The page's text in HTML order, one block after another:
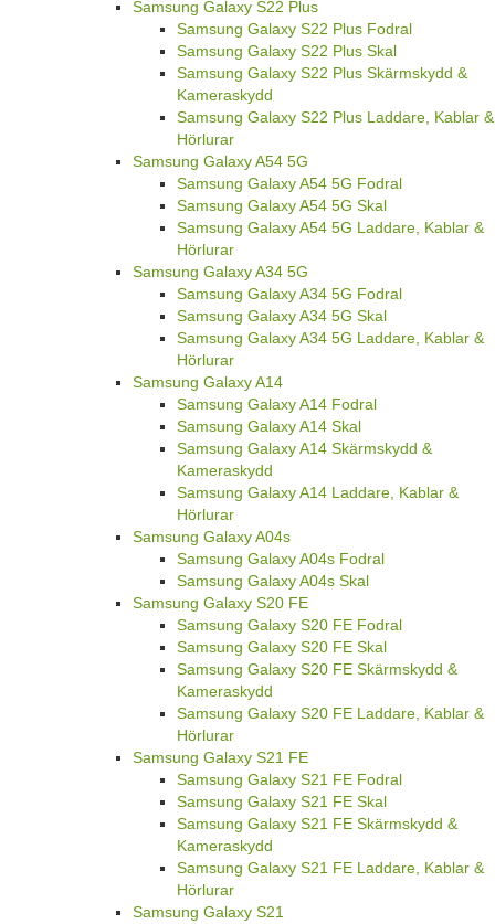
Samsung Galaxy S22 Plus
Samsung Galaxy S22 Plus Fodral
Samsung Galaxy S22 Plus Skal
Samsung Galaxy S22 Plus Skärmskydd &
Kameraskydd
Samsung Galaxy S22 Plus Laddare, Kablar &
Hörlurar
Samsung Galaxy A54 5G
Samsung Galaxy A54 5G Fodral
Samsung Galaxy A54 5G Skal
Samsung Galaxy A54 5G Laddare, Kablar &
Hörlurar
Samsung Galaxy A34 5G
Samsung Galaxy A34 5G Fodral
Samsung Galaxy A34 5G Skal
Samsung Galaxy A34 5G Laddare, Kablar &
Hörlurar
Samsung Galaxy A14
Samsung Galaxy A14 Fodral
Samsung Galaxy A14 Skal
Samsung Galaxy A14 Skärmskydd &
Kameraskydd
Samsung Galaxy A14 Laddare, Kablar &
Hörlurar
Samsung Galaxy A04s
Samsung Galaxy A04s Fodral
Samsung Galaxy A04s Skal
Samsung Galaxy S20 FE
Samsung Galaxy S20 FE Fodral
Samsung Galaxy S20 FE Skal
Samsung Galaxy S20 FE Skärmskydd &
Kameraskydd
Samsung Galaxy S20 FE Laddare, Kablar &
Hörlurar
Samsung Galaxy S21 FE
Samsung Galaxy S21 FE Fodral
Samsung Galaxy S21 FE Skal
Samsung Galaxy S21 FE Skärmskydd &
Kameraskydd
Samsung Galaxy S21 FE Laddare, Kablar &
Hörlurar
Samsung Galaxy S21